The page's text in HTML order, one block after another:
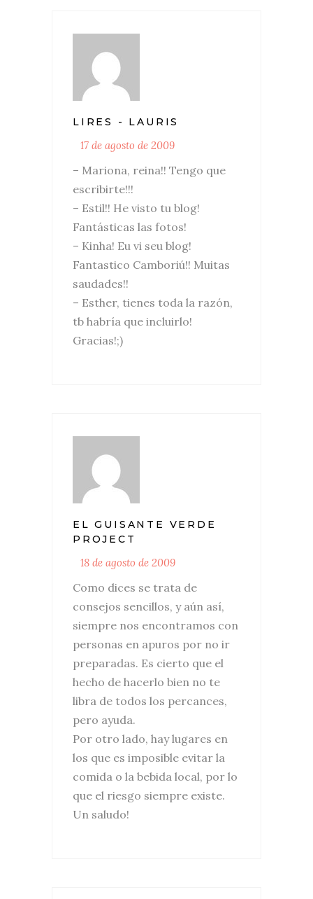
LIRES - LAURIS
17 de agosto de 2009
– Mariona, reina!! Tengo que
escribirte!!!
– Estil!! He visto tu blog!
Fantásticas las fotos!
– Kinha! Eu vi seu blog!
Fantastico Camboriú!! Muitas
saudades!!
– Esther, tienes toda la razón,
tb habría que incluirlo!
Gracias!;)
EL GUISANTE VERDE
PROJECT
18 de agosto de 2009
Como dices se trata de
consejos sencillos, y aún así,
siempre nos encontramos con
personas en apuros por no ir
preparadas. Es cierto que el
hecho de hacerlo bien no te
libra de todos los percances,
pero ayuda.
Por otro lado, hay lugares en
los que es imposible evitar la
comida o la bebida local, por lo
que el riesgo siempre existe.
Un saludo!